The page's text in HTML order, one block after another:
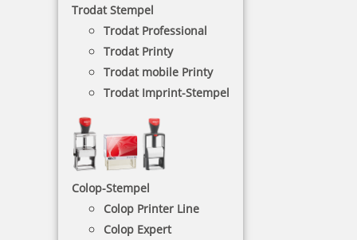
Trodat Stempel
Trodat Professional
Trodat Printy
Trodat mobile Printy
Trodat Imprint-Stempel
Colop-Stempel
Colop Printer Line
Colop Expert
MultiColor-Spektrum zur Verfügung. Jedes
Stempelkissen wird individuell gefertigt. Bitte
beachten Sie die längeren Lieferzeiten und die
speziellen Anforderungen bei eigener Gestaltung:
• klar abgegrenzte Farbflächen,
• keine Farbverläufe,
• Mindestabstand zwischen den Farbfeldern = 2,5
• Mindestgröße des Farbfeldes = 8 x 8 mm.
NACH WUNSCHSTEMPEL FILTERN